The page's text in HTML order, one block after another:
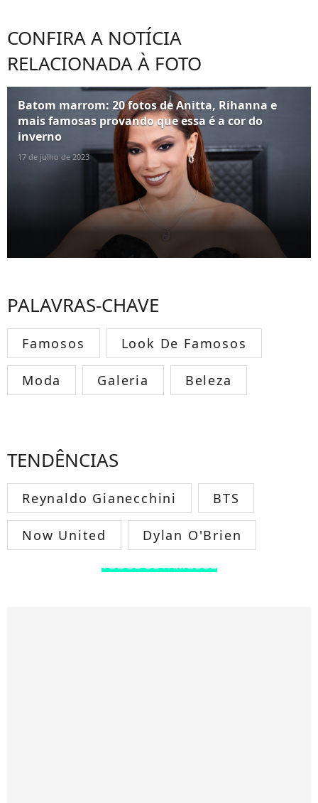
CONFIRA A NOTÍCIA
RELACIONADA À FOTO
Batom marrom: 20 fotos de Anitta, Rihanna e
mais famosas provando que essa é a cor do
inverno
17 de julho de 2023
PALAVRAS-CHAVE
Famosos Look De Famosos
Moda Galeria Beleza
TENDÊNCIAS
Reynaldo Gianecchini BTS
Now United Dylan O'Brien
TODOS OS FAMOSOS